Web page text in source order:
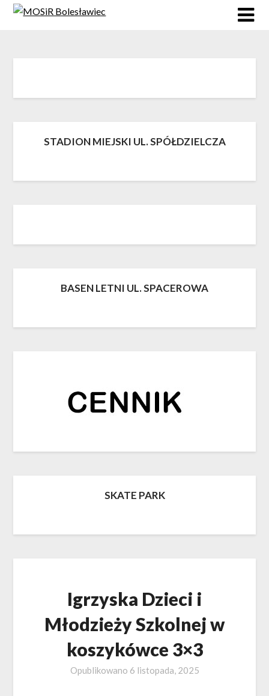
Skip
STADION MIEJSKI UL. SPÓŁDZIELCZA
BASEN LETNI UL. SPACEROWA
SKATE PARK
Igrzyska Dzieci i
Młodzieży Szkolnej w
koszykówce 3×3
Opublikowano 6 listopada, 2025